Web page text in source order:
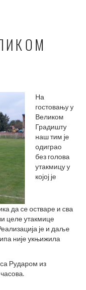
На
гостовању у
Великом
Градишту
наш тим је
одиграо
без голова
утакмицу у
којој је
да се остваре и сва
целе утакмице
је и даље
није укњижила
Рударом из